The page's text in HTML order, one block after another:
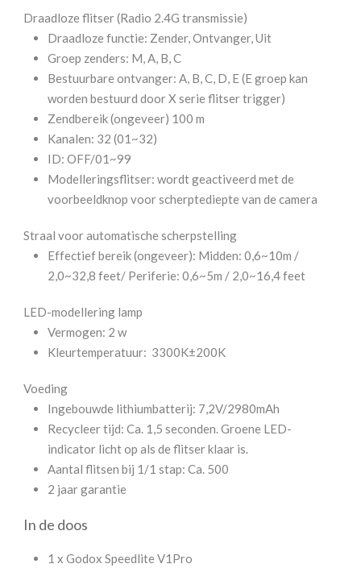
Draadloze flitser (Radio 2.4G transmissie)
Draadloze functie: Zender, Ontvanger, Uit
Groep zenders: M, A, B, C
Bestuurbare ontvanger: A, B, C, D, E (E groep kan
worden bestuurd door X serie flitser trigger)
Zendbereik (ongeveer) 100 m
Kanalen: 32 (01~32)
ID: OFF/01~99
Modelleringsflitser: wordt geactiveerd met de
voorbeeldknop voor scherptediepte van de camera
Straal voor automatische scherpstelling
Effectief bereik (ongeveer): Midden: 0,6~10m /
2,0~32,8 feet/ Periferie: 0,6~5m / 2,0~16,4 feet
LED-modellering lamp
Vermogen: 2 w
Kleurtemperatuur: 3300K±200K
Voeding
Ingebouwde lithiumbatterij: 7,2V/2980mAh
Recycleer tijd: Ca. 1,5 seconden. Groene LED-
indicator licht op als de flitser klaar is.
Aantal flitsen bij 1/1 stap: Ca. 500
2 jaar garantie
In de doos
1 x Godox Speedlite V1Pro